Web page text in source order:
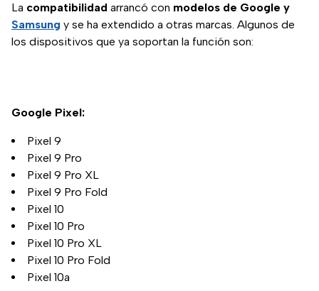
La compatibilidad arrancó con modelos de Google y
Samsung y se ha extendido a otras marcas. Algunos de
los dispositivos que ya soportan la función son:
Google Pixel:
Pixel 9
Pixel 9 Pro
Pixel 9 Pro XL
Pixel 9 Pro Fold
Pixel 10
Pixel 10 Pro
Pixel 10 Pro XL
Pixel 10 Pro Fold
Pixel 10a